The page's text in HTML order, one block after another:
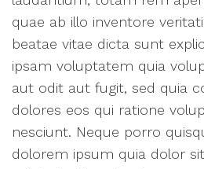
quae ab illo inventore
beatae vitae dicta sunt
ipsam voluptatem quia
aut odit aut fugit, sed quia
dolores eos qui ratione
nesciunt. Neque porro
dolorem ipsum quia dolor